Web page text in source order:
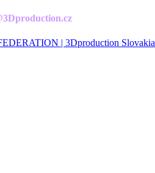
| 3Dproduction Slovakia